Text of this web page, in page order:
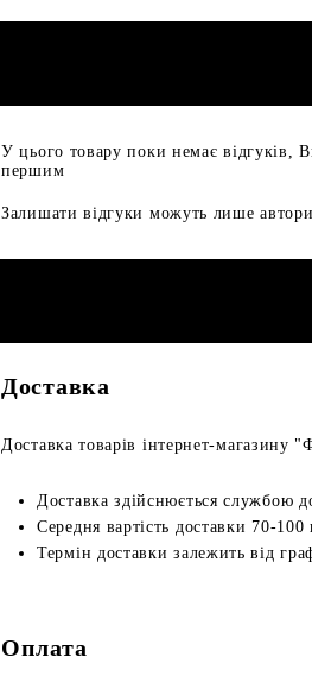
У цього товару поки немає відгуків,
першим
Залишати відгуки можуть лише
Доставка
Доставка товарів інтернет-магазину
Доставка здійснюється службою
Середня вартість доставки 70-
Термін доставки залежить від
Оплата